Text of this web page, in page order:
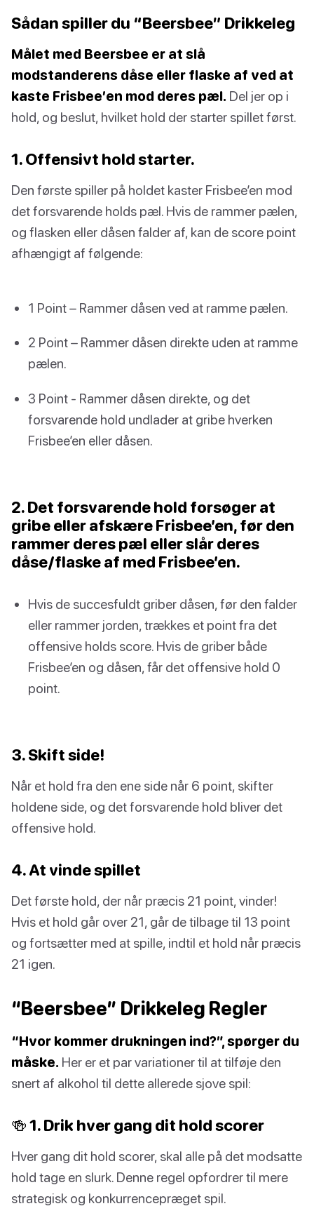
Sådan spiller du “Beersbee” Drikkeleg
Målet med Beersbee er at slå
modstanderens dåse eller flaske af ved at
kaste Frisbee’en mod deres pæl. Del jer op i
hold, og beslut, hvilket hold der starter spillet først.
1. Offensivt hold starter.
Den første spiller på holdet kaster Frisbee’en mod
det forsvarende holds pæl. Hvis de rammer pælen,
og flasken eller dåsen falder af, kan de score point
afhængigt af følgende:
1 Point – Rammer dåsen ved at ramme pælen.
2 Point – Rammer dåsen direkte uden at ramme
pælen.
3 Point - Rammer dåsen direkte, og det
forsvarende hold undlader at gribe hverken
Frisbee’en eller dåsen.
2. Det forsvarende hold forsøger at
gribe eller afskære Frisbee’en, før den
rammer deres pæl eller slår deres
dåse/flaske af med Frisbee’en.
Hvis de succesfuldt griber dåsen, før den falder
eller rammer jorden, trækkes et point fra det
offensive holds score. Hvis de griber både
Frisbee’en og dåsen, får det offensive hold 0
point.
3. Skift side!
Når et hold fra den ene side når 6 point, skifter
holdene side, og det forsvarende hold bliver det
offensive hold.
4. At vinde spillet
Det første hold, der når præcis 21 point, vinder!
Hvis et hold går over 21, går de tilbage til 13 point
og fortsætter med at spille, indtil et hold når præcis
21 igen.
“Beersbee” Drikkeleg Regler
“Hvor kommer drukningen ind?”, spørger du
måske. Her er et par variationer til at tilføje den
snert af alkohol til dette allerede sjove spil:
🍻 1. Drik hver gang dit hold scorer
Hver gang dit hold scorer, skal alle på det modsatte
hold tage en slurk. Denne regel opfordrer til mere
strategisk og konkurrencepræget spil.